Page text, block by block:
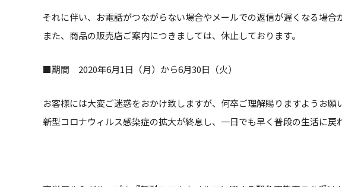
それに伴い、お電話がつながらない場合やメールでの返信が遅くなる場合
また、商品の販売店ご案内につきましては、休止しております。
■期間 2020年6月1日（月）から6月30日（火）
お客様には大変ご迷惑をおかけ致しますが、何卒ご理解賜りますようお願
新型コロナウィルス感染症の拡大が終息し、一日でも早く普段の生活に戻